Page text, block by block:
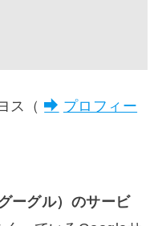
ス（
プロフィー
ーグル）のサービ